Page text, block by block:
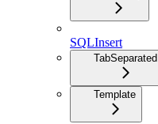
SQLInsert
TabSeparated
Template